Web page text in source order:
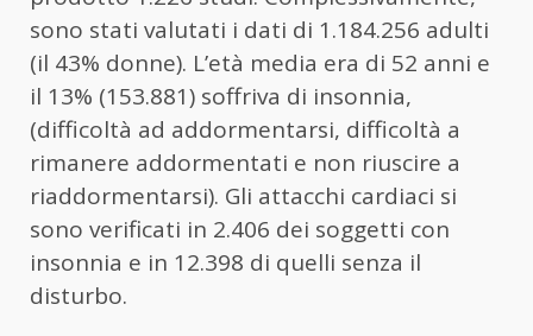
sono stati valutati i dati di 1.184.256 adulti
(il 43% donne). L’età media era di 52 anni e
il 13% (153.881) soffriva di insonnia,
(difficoltà ad addormentarsi, difficoltà a
rimanere addormentati e non riuscire a
riaddormentarsi). Gli attacchi cardiaci si
sono verificati in 2.406 dei soggetti con
insonnia e in 12.398 di quelli senza il
disturbo.